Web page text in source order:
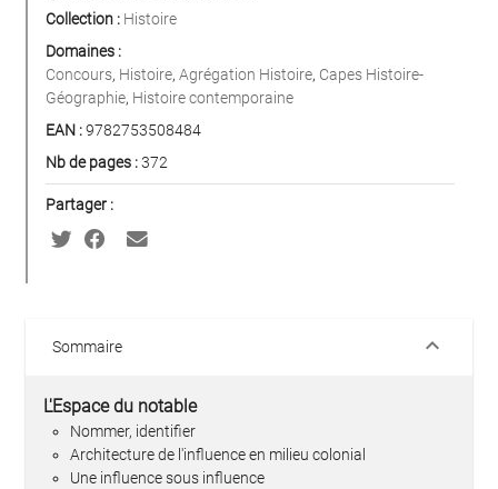
Collection : Histoire
Domaines :
Concours, Histoire, Agrégation Histoire, Capes Histoire-
Géographie, Histoire contemporaine
EAN :9782753508484
Nb de pages :372
Partager :
Sommaire keyboard_arrow_down
L'Espace du notable
Nommer, identifier
Architecture de l'influence en milieu colonial
Une influence sous influence